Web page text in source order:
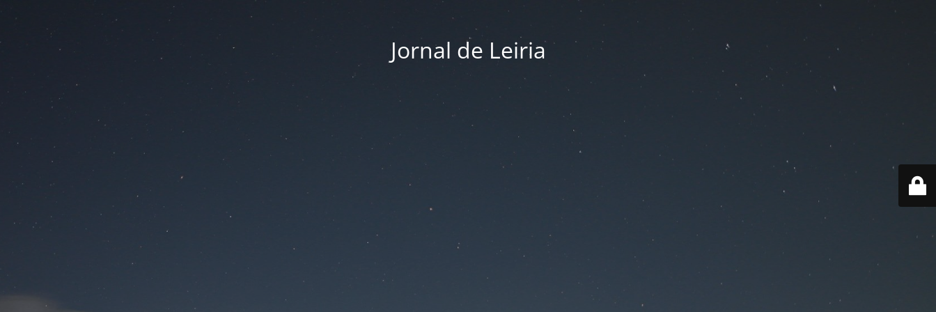
Jornal de Leiria